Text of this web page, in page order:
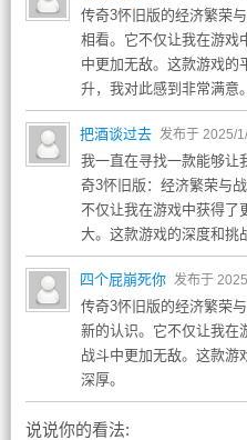
传奇3怀旧版的经济繁荣
相看。它不仅让我在游戏
中更加无敌。这款游戏的
升，我对此感到非常满意。
把酒谈过去 发布于 2025/
我一直在寻找一款能够让
奇3怀旧版：经济繁荣与
不仅让我在游戏中获得了
大。这款游戏的深度和挑
四个屁崩死你 发布于
传奇3怀旧版的经济繁荣
新的认识。它不仅让我在
战斗中更加无敌。这款游
深厚。
说说你的看法: